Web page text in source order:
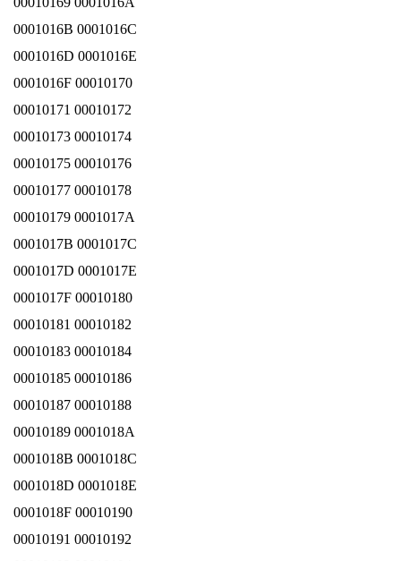
0001016B 0001016C
0001016D 0001016E
0001016F 00010170
00010171 00010172
00010173 00010174
00010175 00010176
00010177 00010178
00010179 0001017A
0001017B 0001017C
0001017D 0001017E
0001017F 00010180
00010181 00010182
00010183 00010184
00010185 00010186
00010187 00010188
00010189 0001018A
0001018B 0001018C
0001018D 0001018E
0001018F 00010190
00010191 00010192